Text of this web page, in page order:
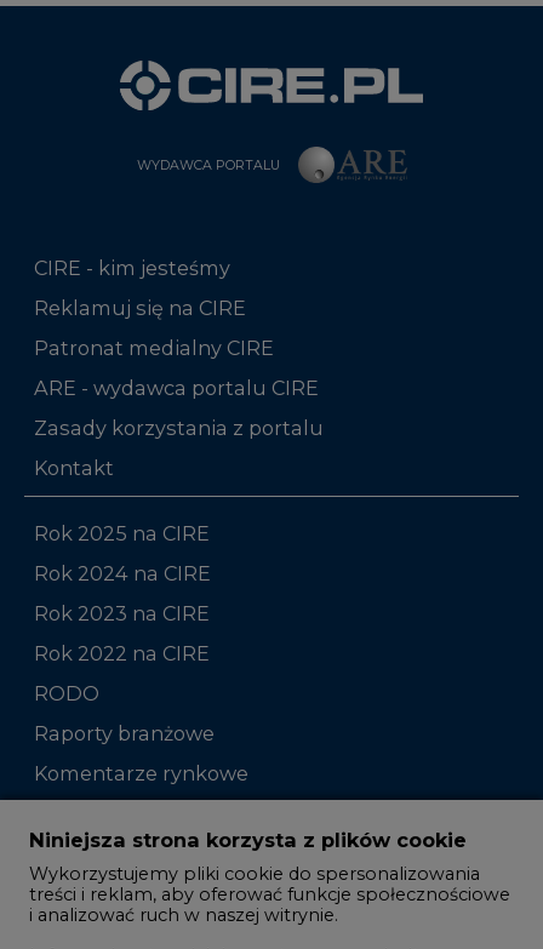
WYDAWCA PORTALU
CIRE - kim jesteśmy
Reklamuj się na CIRE
Patronat medialny CIRE
ARE - wydawca portalu CIRE
Zasady korzystania z portalu
Kontakt
Rok 2025 na CIRE
Rok 2024 na CIRE
Rok 2023 na CIRE
Rok 2022 na CIRE
RODO
Raporty branżowe
Komentarze rynkowe
Zmiany kadrowe na rynku
Studio CIRE
Rozmowy o energetyce
Niniejsza strona korzysta z plików cookie
Wykorzystujemy pliki cookie do spersonalizowania
treści i reklam, aby oferować funkcje społecznościowe
i analizować ruch w naszej witrynie.